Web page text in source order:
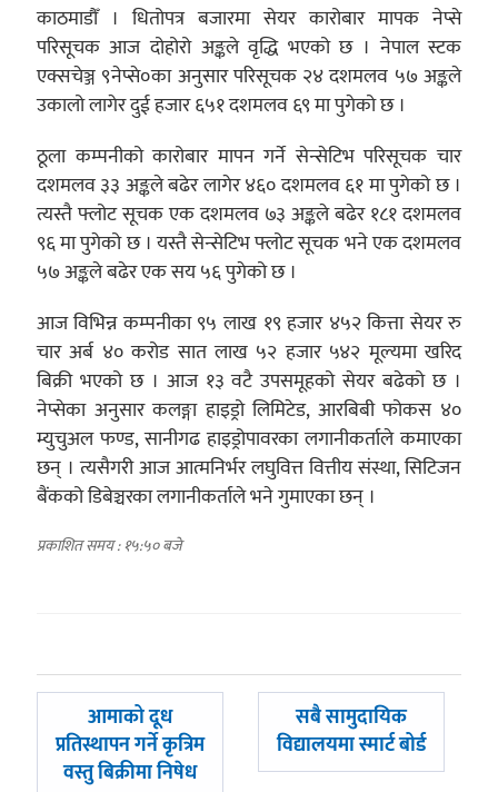
काठमाडौँ । धितोपत्र बजारमा सेयर कारोबार मापक नेप्से
परिसूचक आज दोहोरो अङ्कले वृद्धि भएको छ । नेपाल स्टक
एक्सचेञ्ज ९नेप्से०का अनुसार परिसूचक २४ दशमलव ५७ अङ्कले
उकालो लागेर दुई हजार ६५१ दशमलव ६९ मा पुगेको छ ।
ठूला कम्पनीको कारोबार मापन गर्ने सेन्सेटिभ परिसूचक चार
दशमलव ३३ अङ्कले बढेर लागेर ४६० दशमलव ६१ मा पुगेको छ ।
त्यस्तै फ्लोट सूचक एक दशमलव ७३ अङ्कले बढेर १८१ दशमलव
९६ मा पुगेको छ । यस्तै सेन्सेटिभ फ्लोट सूचक भने एक दशमलव
५७ अङ्कले बढेर एक सय ५६ पुगेको छ ।
आज विभिन्न कम्पनीका ९५ लाख १९ हजार ४५२ कित्ता सेयर रु
चार अर्ब ४० करोड सात लाख ५२ हजार ५४२ मूल्यमा खरिद
बिक्री भएको छ । आज १३ वटै उपसमूहको सेयर बढेको छ ।
नेप्सेका अनुसार कलङ्गा हाइड्रो लिमिटेड, आरबिबी फोकस ४०
म्युचुअल फण्ड, सानीगढ हाइड्रोपावरका लगानीकर्ताले कमाएका
छन् । त्यसैगरी आज आत्मनिर्भर लघुवित्त वित्तीय संस्था, सिटिजन
बैंकको डिबेञ्चरका लगानीकर्ताले भने गुमाएका छन् ।
प्रकाशित समय : १५:५० बजे
पछिल्लाे
-
आमाको दूध
प्रतिस्थापन गर्ने कृत्रिम
वस्तु बिक्रीमा निषेध
अघिल्लाे
-
सबै सामुदायिक
विद्यालयमा स्मार्ट बोर्ड